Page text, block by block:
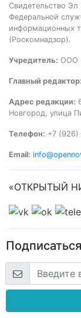
Свидетельство
Федеральной
информационных
(Роскомнадзор).
Учредитель: ООО
Главный редактор:
Адрес редакции:
Новгород, улица
Телефон: +7
Email:
«ОТКРЫТЫЙ